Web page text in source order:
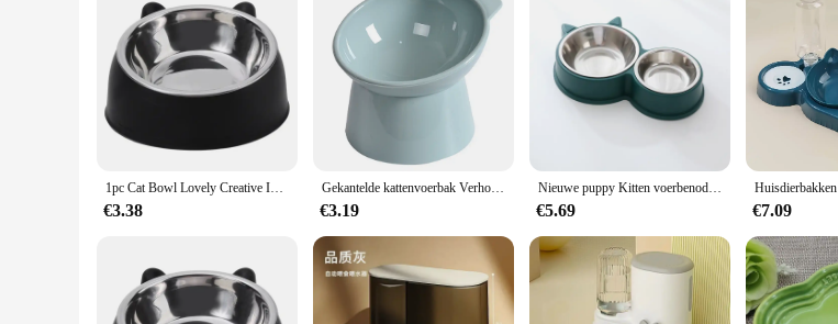
Features:
**Optimized for Kitten Care**
The kitten voerbak kat Kommen is a versatile and essential tool for any kitten caregiver. Designed with the
is a must-have for veterinarians, pet stores, and individuals alike. Its robust plastic construction ensures
handling and pouring, reducing the risk of spills and messes, which is particularly beneficial for kittens that are
**Convenience and Hygiene**
Cleanliness is paramount when it comes to kitten care, and the kitten voerbak kat Kommen excels in this aspect.
and ensuring your kitten's food and water remain fresh and safe. Its lightweight nature makes it portable,
comfort of your home or during a trip to the park. The ample space within the voerbak caters to the needs of
**Versatility and Accessibility**
purchase from trusted vendors and suppliers. Whether you're a pet store owner looking to expand your product
a reliable choice. Its versatility extends beyond kitten care; it can also be used for other small pets like puppies or
feature, the kitten voerbak kat Kommen is a must-have for anyone involved in the care and nurturing of young
1pc Cat Bowl Lovely Creative Inclined Kitten Puppy Food Feeding Bowls Stainless Steel Cats Drinking Feeder Pet Dogs Cats Feeders
€3.38
Gekantelde kattenvoerbak Verhoogde kattenbak Ergonomische kattenvoerbak Anti-braken Verhoogde kattenvoerbak Antislip voor katten Honden
€3.19
Nieuwe puppy Kitten voerbenodigdheden Twee voerbakken Hondenvoer drinker Roestvrijstalen drinkbak voor huisdieren Feeder toegangsapparaat
€5.69 €7.09